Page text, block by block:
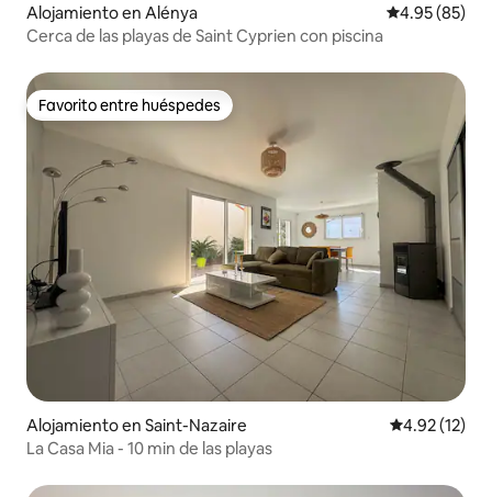
Alojamiento en Alénya Calificación
4.95 (85)
Cerca de las playas de Saint Cyprien con piscina
Favorito entre huéspedes
Favorito entre huéspedes
Alojamiento en Saint-Nazaire Calificación
4.92 (12)
La Casa Mia - 10 min de las playas